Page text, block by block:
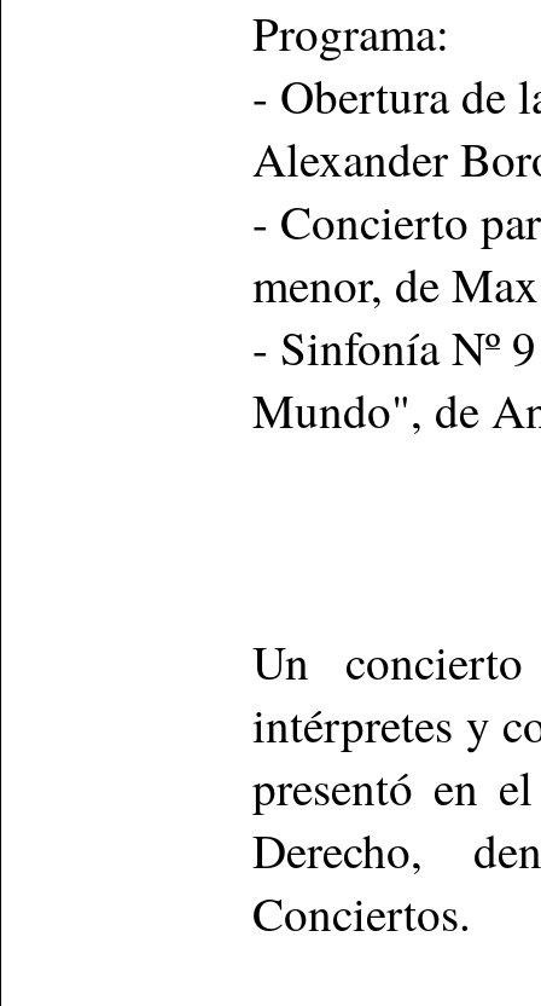
Programa:
- Obertura de
Alexander
- Concierto
menor, de
- Sinfonía Nº
Mundo", de
Un
intérpretes y
presentó en
Derecho,
Conciertos.